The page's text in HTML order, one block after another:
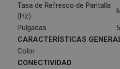
Tasa de Refresco de Pantalla
(Hz)
Pulgadas
CARACTERÍSTICAS
Color
CONECTIVIDAD